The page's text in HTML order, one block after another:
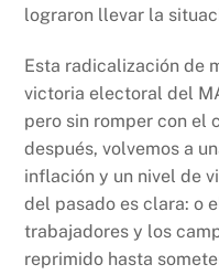
lograron llevar la
Esta radicalización de
victoria electoral del
pero sin romper con el
después, volvemos a
inflación y un nivel de
del pasado es clara: o
trabajadores y los
reprimido hasta